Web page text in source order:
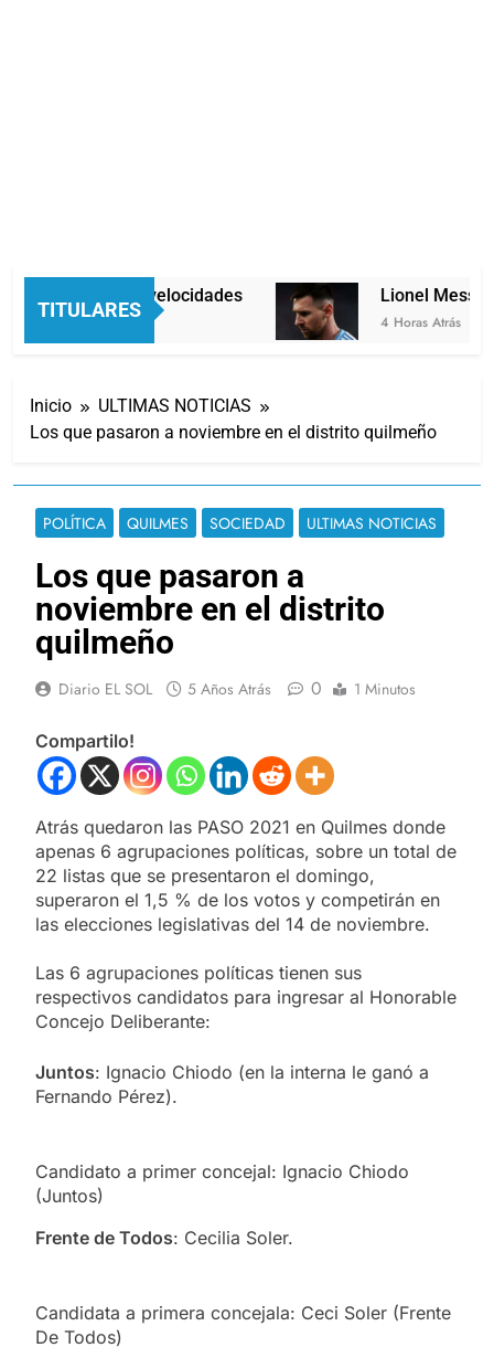
TITULARES
en dos velocidades
Horas Atrás
Lionel Messi
4 Horas Atrás
Inicio
ULTIMAS NOTICIAS
Los que pasaron a noviembre en el distrito quilmeño
POLÍTICA QUILMES SOCIEDAD ULTIMAS NOTICIAS
Los que pasaron a
noviembre en el distrito
quilmeño
Diario EL SOL 5 Años Atrás 0 1 Minutos
Compartilo!
Atrás quedaron las PASO 2021 en Quilmes donde
apenas 6 agrupaciones políticas, sobre un total de
22 listas que se presentaron el domingo,
superaron el 1,5 % de los votos y competirán en
las elecciones legislativas del 14 de noviembre.
Las 6 agrupaciones políticas tienen sus
respectivos candidatos para ingresar al Honorable
Concejo Deliberante:
Juntos: Ignacio Chiodo (en la interna le ganó a
Fernando Pérez).
Candidato a primer concejal: Ignacio Chiodo
(Juntos)
Frente de Todos: Cecilia Soler.
Candidata a primera concejala: Ceci Soler (Frente
De Todos)